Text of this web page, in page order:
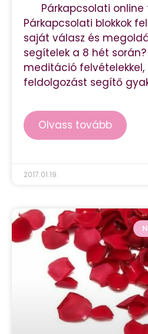
Párkapcsolati online
Párkapcsolati blokkok
saját válasz és
segítelek a 8 hét
meditáció felvételekkel,
feldolgozást segítő
Olvass tovább
2017.01.19.